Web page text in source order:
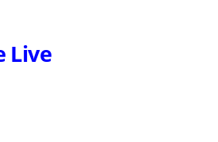
Live